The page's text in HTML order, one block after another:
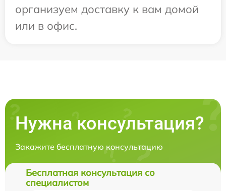
организуем доставку к вам домой
или в офис.
Нужна консультация?
Закажите бесплатную консультацию
Бесплатная консультация со
специалистом